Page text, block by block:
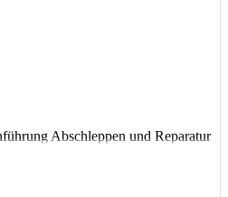
Abschleppen und Reparatur